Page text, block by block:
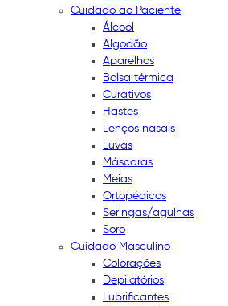
Cuidado ao Paciente
Álcool
Algodão
Aparelhos
Bolsa térmica
Curativos
Hastes
Lenços nasais
Luvas
Máscaras
Meias
Ortopédicos
Seringas/agulhas
Soro
Cuidado Masculino
Colorações
Depilatórios
Lubrificantes